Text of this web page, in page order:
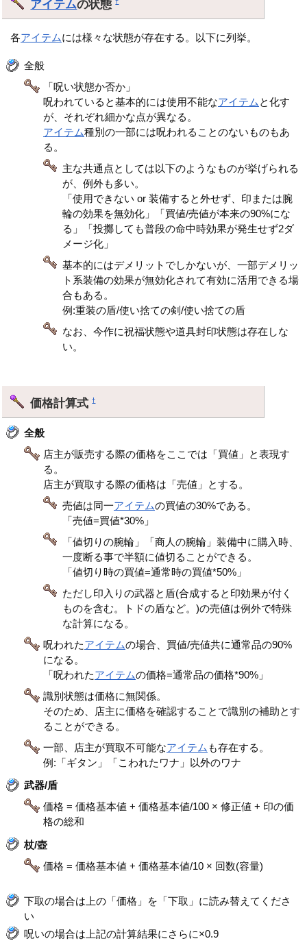
アイテムの状態
各アイテムには様々な状態が存在する。以下に列挙。
全般
「呪い状態か否か」
呪われていると基本的には使用不能なアイテム と化す
が、それぞれ細かな点が異なる。
アイテム種別の一部には呪われることのないものもあ
る。
主な共通点としては以下のようなものが挙げられる
が、例外も多い。
「使用できない or 装備すると外せず、印または腕
輪の効果を無効化」「買値/売値が本来の90%にな
る」「投擲しても普段の命中時効果が発生せず2ダ
メージ化」
基本的にはデメリットでしかないが、一部デメリッ
ト系装備の効果が無効化されて有効に活用できる場
合もある。
例:重装の盾/使い捨ての剣/使い捨ての盾
なお、今作に祝福状態や道具封印状態は存在しな
い。
価格計算式†
全般
店主が販売する際の価格をここでは「買値」と表現す
る。
店主が買取する際の価格は「売値」とする。
売値は同一アイテムの買値の30%である。
「売値=買値*30%」
「値切りの腕輪」「商人の腕輪」装備中に購入時、
一度断る事で半額に値切ることができる。
「値切り時の買値=通常時の買値*50%」
ただし印入りの武器と盾(合成すると印効果が付く
ものを含む。トドの盾など。)の売値は例外で特殊
な計算になる。
呪われたアイテムの場合、買値/売値共に通常品の90%
になる。
「呪われたアイテムの価格=通常品の価格*90%」
識別状態は価格に無関係。
そのため、店主に価格を確認することで識別の補助とす
ることができる。
一部、店主が買取不可能なアイテム も存在する。
例:「ギタン」「こわれたワナ」以外のワナ
武器/盾
価格 = 価格基本値 + 価格基本値/100 × 修正値 + 印の価
格の総和
杖/壺
価格 = 価格基本値 + 価格基本値/10 × 回数(容量)
下取の場合は上の「価格」を「下取」に読み替えてくださ
い
呪いの場合は上記の計算結果にさらに×0.9